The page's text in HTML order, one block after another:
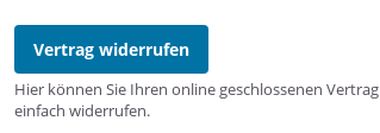
Vertrag widerrufen
Hier können Sie Ihren online geschlossenen Vertrag
einfach widerrufen.